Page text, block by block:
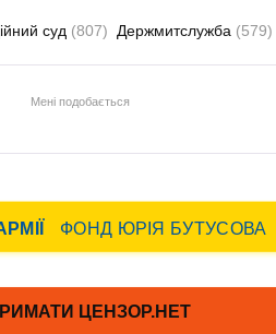
суд (807) Держмитслужба (579)
Мені подобається